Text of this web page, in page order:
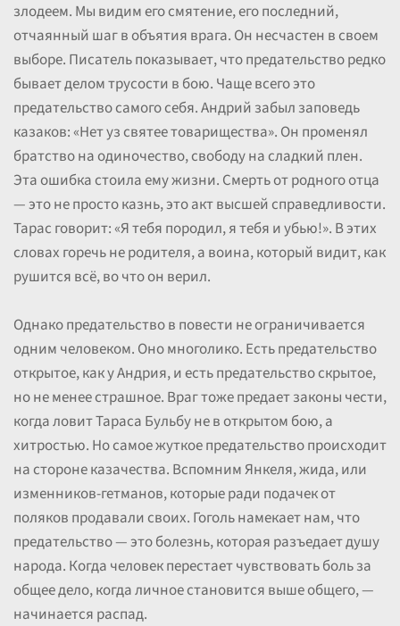
злодеем. Мы видим его смятение, его последний,
отчаянный шаг в объятия врага. Он несчастен в своем
выборе. Писатель показывает, что предательство редко
бывает делом трусости в бою. Чаще всего это
предательство самого себя. Андрий забыл заповедь
казаков: «Нет уз святее товарищества». Он променял
братство на одиночество, свободу на сладкий плен.
Эта ошибка стоила ему жизни. Смерть от родного отца
— это не просто казнь, это акт высшей справедливости.
Тарас говорит: «Я тебя породил, я тебя и убью!». В этих
словах горечь не родителя, а воина, который видит, как
рушится всё, во что он верил.
Однако предательство в повести не ограничивается
одним человеком. Оно многолико. Есть предательство
открытое, как у Андрия, и есть предательство скрытое,
но не менее страшное. Враг тоже предает законы чести,
когда ловит Тараса Бульбу не в открытом бою, а
хитростью. Но самое жуткое предательство происходит
на стороне казачества. Вспомним Янкеля, жида, или
изменников-гетманов, которые ради подачек от
поляков продавали своих. Гоголь намекает нам, что
предательство — это болезнь, которая разъедает душу
народа. Когда человек перестает чувствовать боль за
общее дело, когда личное становится выше общего, —
начинается распад.